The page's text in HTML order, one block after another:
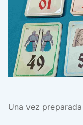
Una vez